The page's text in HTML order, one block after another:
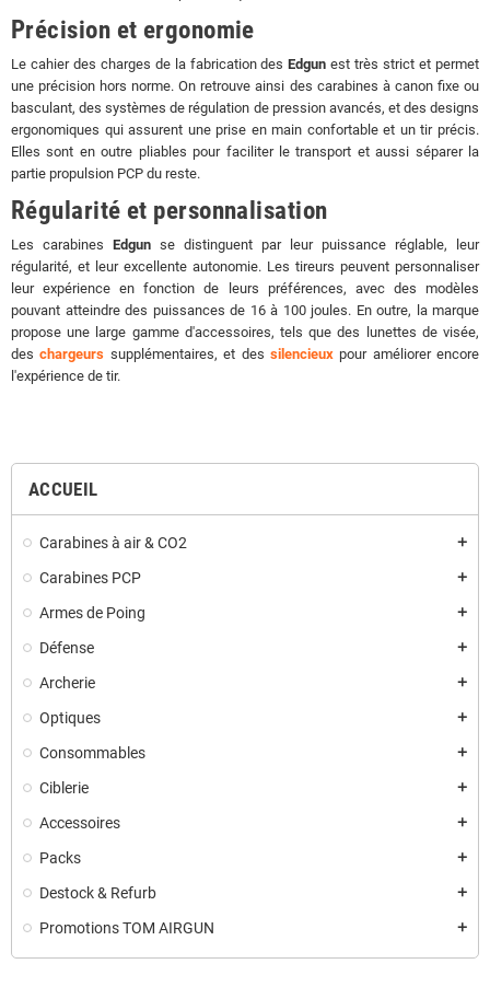
ACCUEIL
Carabines à air & CO2 add
Carabines PCP add
Armes de Poing add
Défense add
Archerie add
Optiques add
Consommables add
Ciblerie add
Accessoires add
Packs add
Destock & Refurb add
Promotions TOM AIRGUN add
Précision et ergonomie
Le cahier des charges de la fabrication desEdgun est très strict et permet
une précision hors norme. On retrouve ainsi des carabines à canon fixe ou
basculant, des systèmes de régulation de pression avancés, et des designs
ergonomiques qui assurent une prise en main confortable et un tir précis.
Elles sont en outre pliables pour faciliter le transport et aussi séparer la
partie propulsion PCP du reste.
Régularité et personnalisation
Les carabines Edgun se distinguent par leur puissance réglable, leur
régularité, et leur excellente autonomie. Les tireurs peuvent personnaliser
leur expérience en fonction de leurs préférences, avec des modèles
pouvant atteindre des puissances de 16 à 100 joules. En outre, la marque
propose une large gamme d'accessoires, tels que des lunettes de visée,
des chargeurs supplémentaires, et des silencieuxpour améliorer encore
l'expérience de tir.